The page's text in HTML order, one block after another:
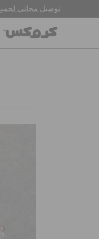
توصيل مجاني